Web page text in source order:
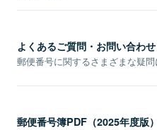
よくあるご質問・お問い合わせ
郵便番号に関するさまざまな疑問
郵便番号簿PDF（2025年度版）